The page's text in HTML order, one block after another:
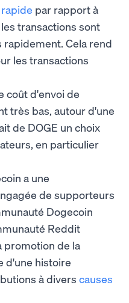
par rapport à
transactions sont
Cela rend
les transactions
coût d'envoi de
très bas, autour d'une
de DOGE un choix
en particulier
a une
de supporteurs
Dogecoin
Reddit
promotion de la
d'une histoire
à divers causes